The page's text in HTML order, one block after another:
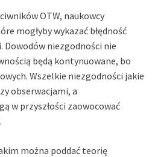
OTW, naukowcy
mogłyby wykazać błędność
Dowodów niezgodności nie
będą kontynuowane, bo
Wszelkie niezgodności jakie
obserwacjami, a
w przyszłości zaowocować
można poddać teorię